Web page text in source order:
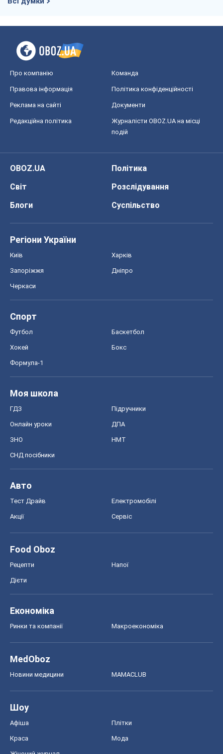
Про компанію Команда
Правова інформація Політика конфіденційності
Реклама на сайті Документи
Редакційна політика
Журналісти OBOZ.UA на місці
подій
OBOZ.UA
Політика
Світ
Розслідування
Блоги
Суспільство
Регіони України
Київ Харків
Запоріжжя Дніпро
Черкаси
Спорт
Футбол Баскетбол
Хокей Бокс
Формула-1
Моя школа
ГДЗ Підручники
Онлайн уроки ДПА
ЗНО НМТ
СНД посібники
Авто
Тест Драйв Електромобілі
Акції Сервіс
Food Oboz
Рецепти Напої
Дієти
Економіка
Ринки та компанії Макроекономіка
MedOboz
Новини медицини MAMACLUB
Шоу
Афіша Плітки
Краса Мода